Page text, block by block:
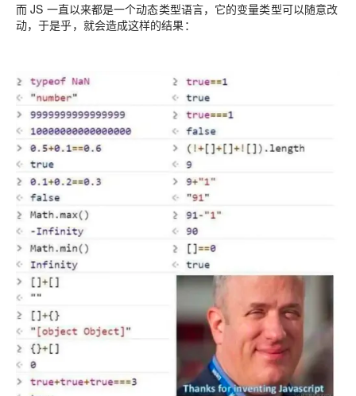
而 JS 一直以来都是一个动态类型语言，它的变量类型可以随意改
动，于是乎，就会造成这样的结果：